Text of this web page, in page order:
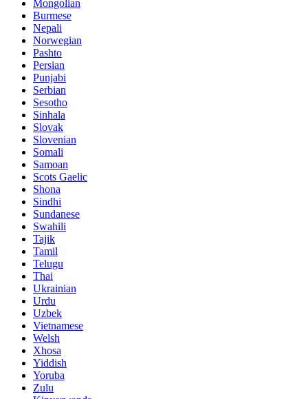
Mongolian
Burmese
Nepali
Norwegian
Pashto
Persian
Punjabi
Serbian
Sesotho
Sinhala
Slovak
Slovenian
Somali
Samoan
Scots Gaelic
Shona
Sindhi
Sundanese
Swahili
Tajik
Tamil
Telugu
Thai
Ukrainian
Urdu
Uzbek
Vietnamese
Welsh
Xhosa
Yiddish
Yoruba
Zulu